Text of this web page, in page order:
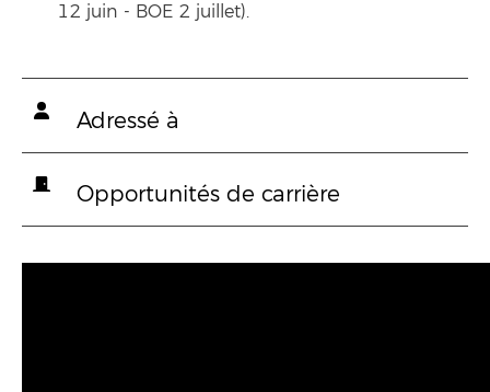
12 juin - BOE 2 juillet).
Adressé à
Opportunités de carrière